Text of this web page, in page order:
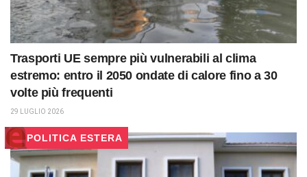
Trasporti UE sempre più vulnerabili al clima
estremo: entro il 2050 ondate di calore fino a 30
volte più frequenti
29 LUGLIO 2026
POLITICA ESTERA